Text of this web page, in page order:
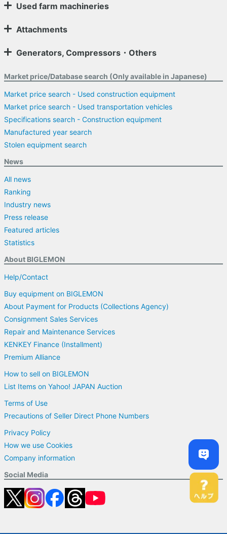
Used farm machineries
Attachments
Generators, Compressors・Others
Market price/Database search (Only available in Japanese)
Market price search - Used construction equipment
Market price search - Used transportation vehicles
Specifications search - Construction equipment
Manufactured year search
Stolen equipment search
News
All news
Ranking
Industry news
Press release
Featured articles
Statistics
About BIGLEMON
Help/Contact
Buy equipment on BIGLEMON
About Payment for Products (Collections Agency)
Consignment Sales Services
Repair and Maintenance Services
KENKEY Finance (Installment)
Premium Alliance
How to sell on BIGLEMON
List Items on Yahoo! JAPAN Auction
Terms of Use
Precautions of Seller Direct Phone Numbers
Privacy Policy
How we use Cookies
Company information
Social Media